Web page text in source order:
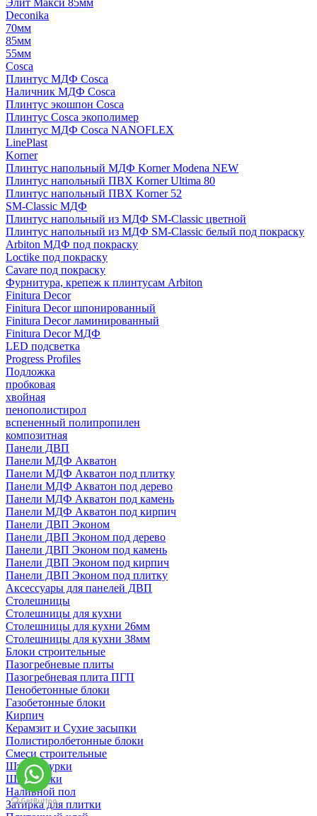
Элит Макси 85мм
Deconika
70мм
85мм
55мм
Cosca
Плинтус МДФ Cosca
Наличник МДФ Cosca
Плинтус экошпон Cosca
Плинтус Cosca экополимер
Плинтус МДФ Cosca NANOFLEX
LinePlast
Korner
Плинтус напольный МДФ Korner Modena NEW
Плинтус напольный ПВХ Korner Ultima 80
Плинтус напольный ПВХ Korner 52
SM-Classic МДФ
Плинтус напольный из МДФ SM-Classic цветной
Плинтус напольный из МДФ SM-Classic белый под покраску
Arbiton МДФ под покраску
Loctike под покраску
Cavare под покраску
Фурнитура, крепеж к плинтусам Arbiton
Finitura Decor
Finitura Decor шпонированный
Finitura Decor ламинированный
Finitura Decor МДФ
LED подсветка
Progress Profiles
Подложка
пробковая
хвойная
пенополистирол
вспененный полипропилен
композитная
Панели ДВП
Панели МДФ Акватон
Панели МДФ Акватон под плитку
Панели МДФ Акватон под дерево
Панели МДФ Акватон под камень
Панели МДФ Акватон под кирпич
Панели ДВП Эконом
Панели ДВП Эконом под дерево
Панели ДВП Эконом под камень
Панели ДВП Эконом под кирпич
Панели ДВП Эконом под плитку
Аксессуары для панелей ДВП
Столешницы
Столешницы для кухни
Столешницы для кухни 26мм
Столешницы для кухни 38мм
Блоки строительные
Пазогребневые плиты
Пазогребневая плита ПГП
Пенобетонные блоки
Газобетонные блоки
Кирпич
Керамзит и Сухие засыпки
Полистиролбетонные блоки
Смеси строительные
Штукартурки
Шпаклевки
Наливной пол
Затирка для плитки